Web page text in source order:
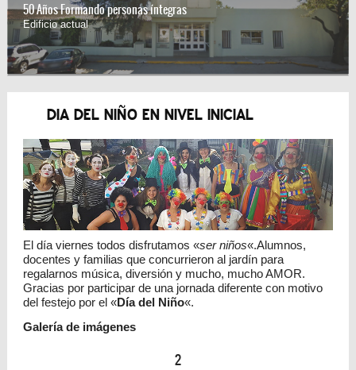
50 Años Formando personas íntegras
Edificio actual
DIA DEL NIÑO EN NIVEL INICIAL
El día viernes todos disfrutamos «ser niños«.Alumnos,
docentes y familias que concurrieron al jardín para
regalarnos música, diversión y mucho, mucho AMOR.
Gracias por participar de una jornada diferente con motivo
del festejo por el «Día del Niño«.
Galería de imágenes
2